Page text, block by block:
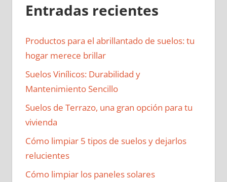
Entradas recientes
Productos para el abrillantado de suelos: tu
hogar merece brillar
Suelos Vinílicos: Durabilidad y
Mantenimiento Sencillo
Suelos de Terrazo, una gran opción para tu
vivienda
Cómo limpiar 5 tipos de suelos y dejarlos
relucientes
Cómo limpiar los paneles solares